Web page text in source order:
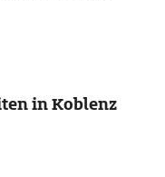
in Koblenz